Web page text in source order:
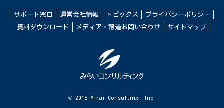
サポート窓口 運営会社情報 トピックス
プライバシーポリシー
資料ダウンロード
メディア・報道お問い合わせ サイトマップ
© 2018 Mirai Consulting, Inc.